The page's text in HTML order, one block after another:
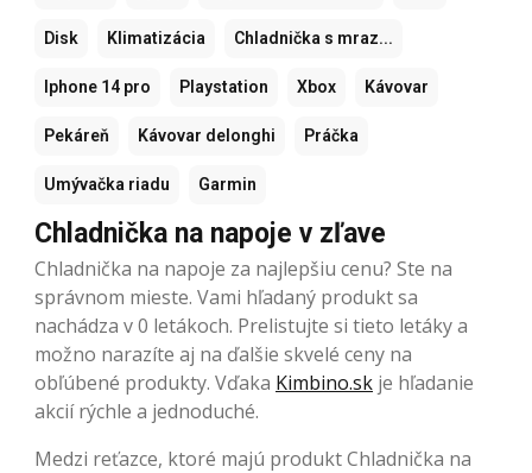
Disk Klimatizácia Chladnička s mraz...
Iphone 14 pro Playstation Xbox Kávovar
Pekáreň Kávovar delonghi Práčka
Umývačka riadu Garmin
Chladnička na napoje v zľave
Chladnička na napoje za najlepšiu cenu? Ste na
správnom mieste. Vami hľadaný produkt sa
nachádza v 0 letákoch. Prelistujte si tieto letáky a
možno narazíte aj na ďalšie skvelé ceny na
obľúbené produkty. Vďaka Kimbino.sk je hľadanie
akcií rýchle a jednoduché.
Medzi reťazce, ktoré majú produkt Chladnička na